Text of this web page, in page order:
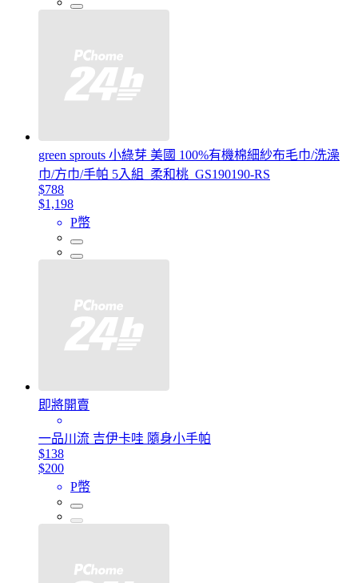
green sprouts 小綠芽 美國 100%有機棉細紗布毛巾/洗澡
巾/方巾/手帕 5入組_柔和桃_GS190190-RS
$788
$1,198
P幣
即將開賣
一品川流 吉伊卡哇 隨身小手帕
$138
$200
P幣